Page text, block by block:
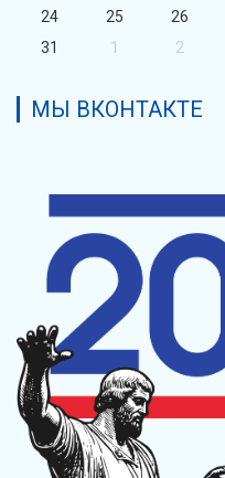
24
25 26
31
1 2
МЫ ВКОНТАКТЕ